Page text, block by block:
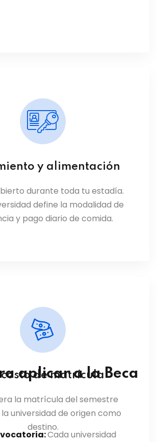
y alimentación
durante toda tu estadía.
define la modalidad de
y pago diario de comida.
costo de matrícula
la matrícula del semestre
universidad de origen como
destino.
aplicar a la Beca
Cada universidad